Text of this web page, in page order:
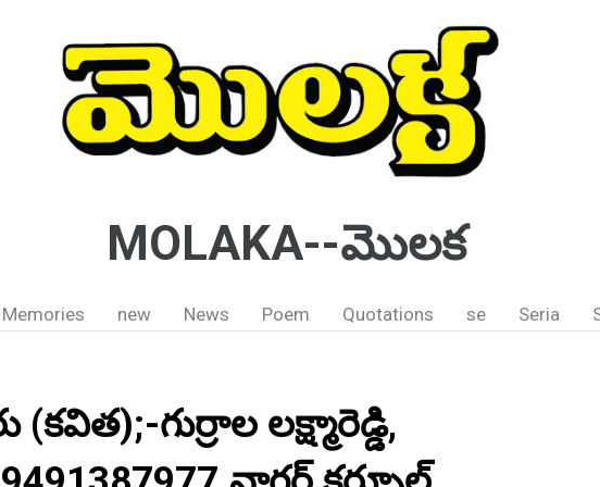
MOLAKA--మొలక
Memories new News Poem Quotations se Seria
గుర్రాల లక్ష్మారెడ్డి,